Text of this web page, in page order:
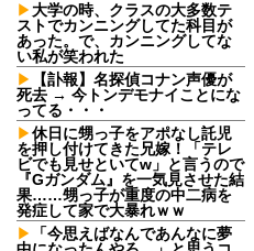
大学の時、クラスの大多数テ
ストでカンニングしてた科目が
あった。で、カンニングしてな
い私が笑われた
【訃報】名探偵コナン声優が
死去 → 今トンデモナイことにな
ってる・・・
休日に甥っ子をアポなし託児
を押し付けてきた兄嫁！「テレ
ビでも見せといてw」と言うので
『Gガンダム』を一気見させた結
果……甥っ子が重度の中二病を
発症して家で大暴れｗｗ
「今思えばなんであんなに夢